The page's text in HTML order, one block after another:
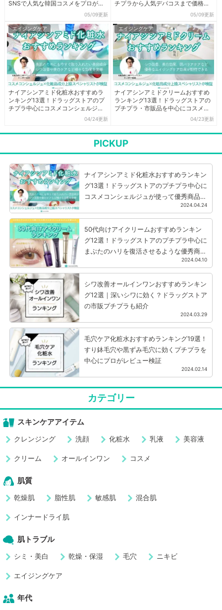
05/09更新
SNSで人気な韓国コスメをプロが本
05/09更新
チプラから人気デパコスまで価格問
エイジングケア
04/24更新
ナイアシンアミド化粧水おすすめラ
ンキング13選！ドラッグストアのプ
チプラ中心にコスメコンシェルジュ
エイジングケア
04/23更新
ナイアシンアミドクリームおすすめ
ランキング13選！ドラッグストアの
プチプラ・市販品を中心にコスメコ
PICKUP
ナイアシンアミド化粧水おすすめランキン
グ13選！ドラッグストアのプチプラ中心に
コスメコンシェルジュが使って優秀商品を
2024.04.24
50代向けアイクリームおすすめランキン
グ12選！ドラッグストアのプチプラ中心に
まぶたのハリを復活させるような優秀商品
2024.04.10
シワ改善オールインワンおすすめランキン
グ12選｜深いシワに効く？ドラッグストア
の市販プチプラも紹介
2024.03.29
毛穴ケア化粧水おすすめランキング19選！
すり鉢毛穴や黒ずみ毛穴に効くプチプラを
中心にプロがレビュー検証
2024.02.14
カテゴリー
スキンケアアイテム
クレンジング 洗顔 化粧水 乳液 美容液
クリーム オールインワン コスメ
肌質
乾燥肌 脂性肌 敏感肌 混合肌
インナードライ肌
肌トラブル
シミ・美白 乾燥・保湿 毛穴 ニキビ
エイジングケア
年代